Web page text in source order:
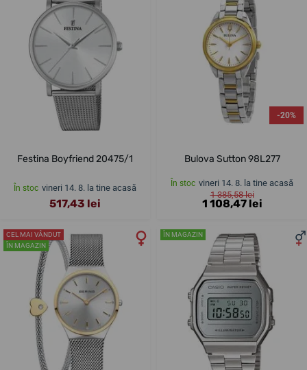
Festina Boyfriend 20475/1
În stoc vineri 14. 8. la tine acasă
517,43 lei
-20%
Bulova Sutton 98L277
În stoc vineri 14. 8. la tine acasă
1 385,58 lei
1 108,47 lei
CEL MAI VÂNDUT
ÎN MAGAZIN
ÎN MAGAZIN